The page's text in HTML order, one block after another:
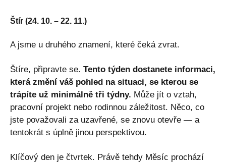
Štír (24. 10. – 22. 11.)
A jsme u druhého znamení, které čeká zvrat.
Štíre, připravte se. Tento týden dostanete informaci,
která změní váš pohled na situaci, se kterou se
trápíte už minimálně tři týdny. Může jít o vztah,
pracovní projekt nebo rodinnou záležitost. Něco, co
jste považovali za uzavřené, se znovu otevře — a
tentokrát s úplně jinou perspektivou.
Klíčový den je čtvrtek. Právě tehdy Měsíc prochází